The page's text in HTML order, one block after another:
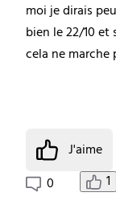
moi je dirais
bien le 22/10
cela ne marche
J'aime
0
1